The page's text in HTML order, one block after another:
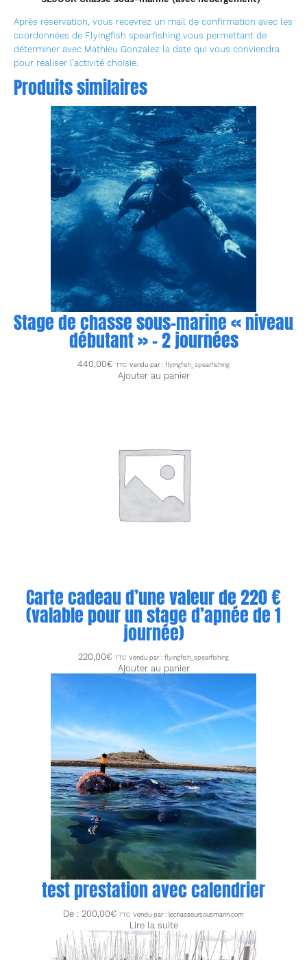
Après réservation, vous recevrez un mail de confirmation avec les
coordonnées de Flyingfish spearfishing vous permettant de
déterminer avec Mathieu Gonzalez la date qui vous conviendra
pour réaliser l’activité choisie.
Produits similaires
Stage de chasse sous-marine « niveau
débutant » – 2 journées
440,00€ TTC Vendu par : flyingfish_spearfishing
Ajouter au panier
Carte cadeau d’une valeur de 220 €
(valable pour un stage d’apnée de 1
journée)
220,00€ TTC Vendu par : flyingfish_spearfishing
Ajouter au panier
test prestation avec calendrier
De : 200,00€ TTC Vendu par : lechasseursousmarin.com
Lire la suite